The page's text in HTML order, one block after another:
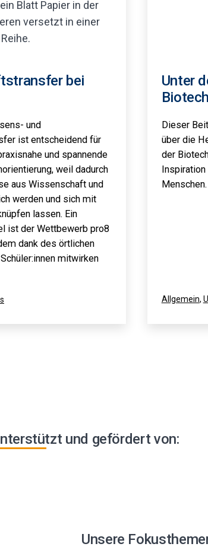
bei
und
ist entscheidend für
und spannende
weil dadurch
aus Wissenschaft und
werden und sich mit
lassen. Ein
ist der Wettbewerb pro8
dank des örtlichen
mitwirken
Unter
Dieser
über die
der
Menschen.
Allgemein,
und gefördert von:
Unsere